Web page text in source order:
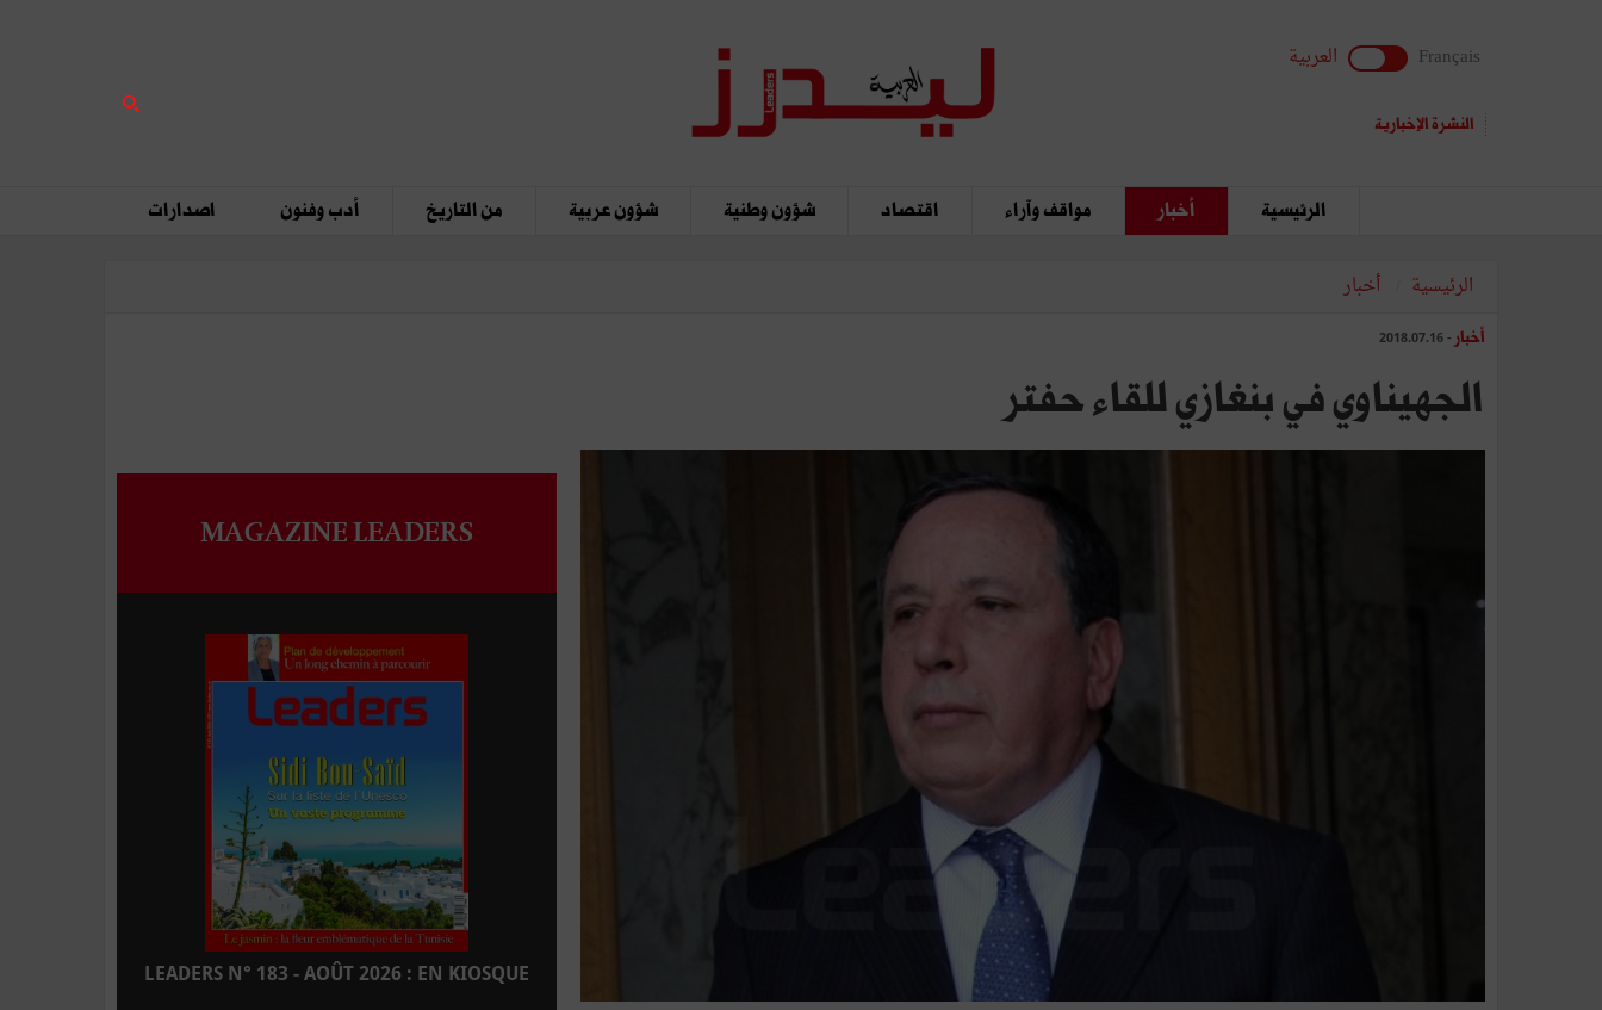
Français العربية
النشرة الإخبارية
الرئيسية أخبار مواقف وآراء اقتصاد شؤون وطنية شؤون عربية من التاريخ أدب وفنون اصدارات
الرئيسية أخبار
أخبار - 2018.07.16
الجهيناوي في بنغازي للقاء حفتر
MAGAZINE LEADERS
LEADERS N° 183 - AOÛT 2026 : EN KIOSQUE